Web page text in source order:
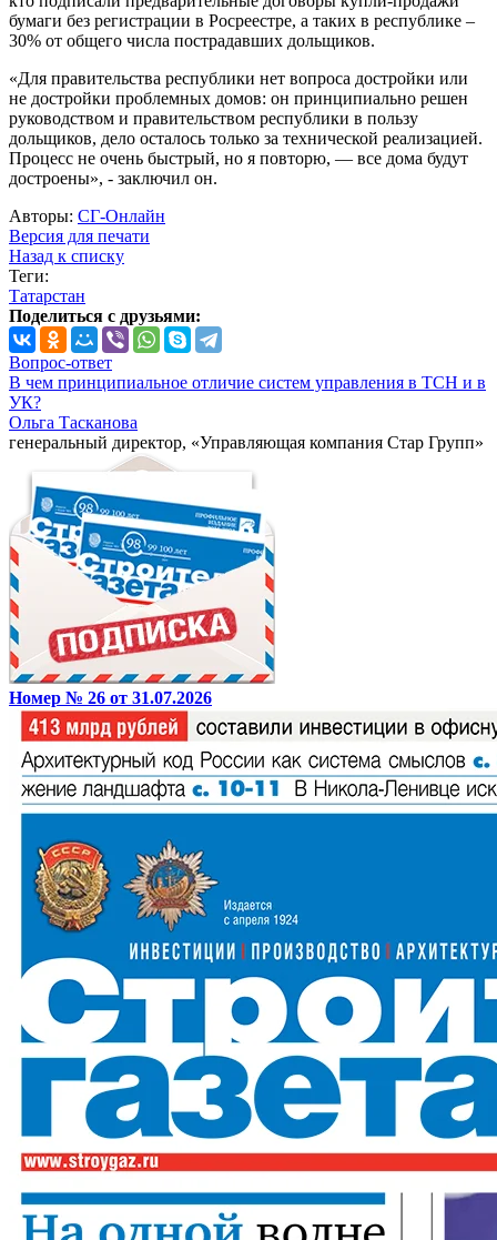
бумаги без регистрации в Росреестре, а таких в республике –
30% от общего числа пострадавших дольщиков.
«Для правительства республики нет вопроса достройки или
не достройки проблемных домов: он принципиально решен
руководством и правительством республики в пользу
дольщиков, дело осталось только за технической реализацией.
Процесс не очень быстрый, но я повторю, — все дома будут
достроены», - заключил он.
Авторы: СГ-Онлайн
Версия для печати
Назад к списку
Теги:
Татарстан
Поделиться с друзьями:
Вопрос-ответ
В чем принципиальное отличие систем управления в ТСН и в
УК?
Ольга Тасканова
генеральный директор, «Управляющая компания Стар Групп»
Номер № 26 от 31.07.2026